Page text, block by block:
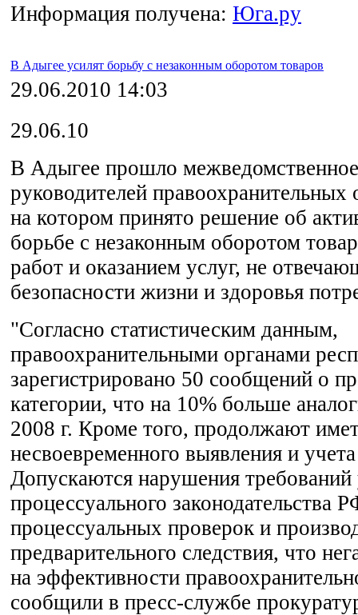
Информация получена: Юга.ру
В Адыгее усилят борьбу с незаконным оборотом товаров
29.06.2010 14:03
29.06.10
В Адыгее прошло
руководителей правоохранительных
на котором принято решение об
борьбе с незаконным оборотом
работ и оказанием услуг, не
безопасности жизни и здоровья
"Согласно статистическим данным,
правоохранительными органами
зарегистрировано 50 сообщений о
категории, что на 10% больше
2008 г. Кроме того, продолжают
несвоевременного выявления и
Допускаются нарушения требований
процессуального законодательства
процессуальных проверок и
предварительного следствия, что
на эффективности
сообщили в пресс-службе